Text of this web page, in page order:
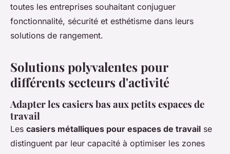
toutes les entreprises souhaitant conjuguer
fonctionnalité, sécurité et esthétisme dans leurs
solutions de rangement.
Solutions polyvalentes pour
différents secteurs d'activité
Adapter les casiers bas aux petits espaces de
travail
Les casiers métalliques pour espaces de travail se
distinguent par leur capacité à optimiser les zones